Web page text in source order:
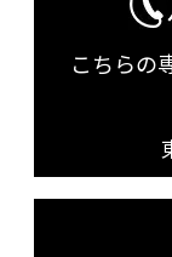
こちらの